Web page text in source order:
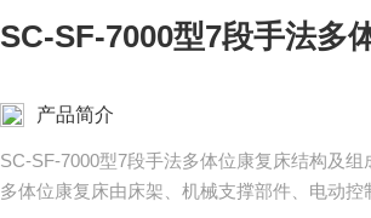
SC-SF-7000型7段手法多
产品简介
SC-SF-7000型7段手法多体位康复床结构及组
多体位康复床由床架、机械支撑部件、电动控